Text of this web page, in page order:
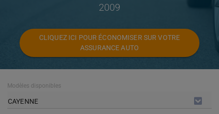
2009
CLIQUEZ ICI POUR ÉCONOMISER SUR VOTRE
ASSURANCE AUTO
Modèles disponibles
CAYENNE